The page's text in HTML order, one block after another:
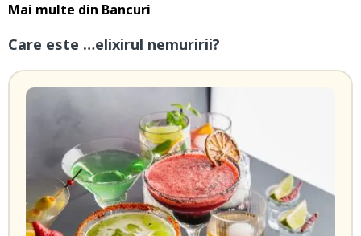
Mai multe din Bancuri
Care este …elixirul nemuririi?